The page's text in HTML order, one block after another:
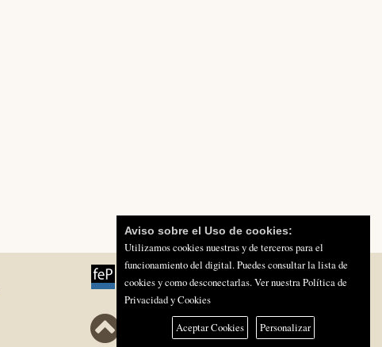
Aviso sobre el Uso de cookies:
Utilizamos cookies nuestras y de terceros para el
funcionamiento del digital. Puedes consultar la lista de
cookies y como desconectarlas.Ver nuestra Política de
Privacidad y Cookies
Aceptar Cookies
Personalizar